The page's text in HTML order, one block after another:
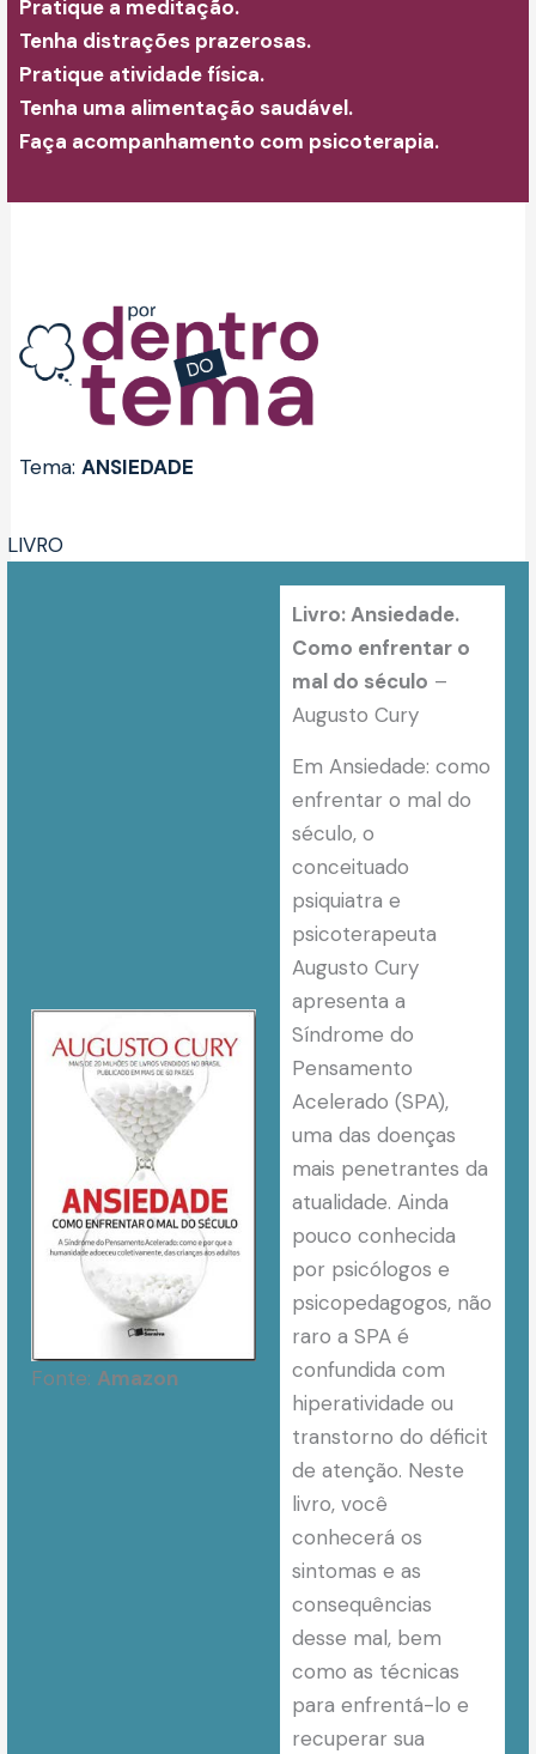
Pratique a meditação.
Tenha distrações prazerosas.
Pratique atividade física.
Tenha uma alimentação saudável.
Faça acompanhamento com psicoterapia.
Tema:ANSIEDADE
LIVRO
Fonte:Amazon
Livro: Ansiedade.
Como enfrentar o
mal do século –
Augusto Cury
Em Ansiedade: como
enfrentar o mal do
século, o
conceituado
psiquiatra e
psicoterapeuta
Augusto Cury
apresenta a
Síndrome do
Pensamento
Acelerado (SPA),
uma das doenças
mais penetrantes da
atualidade. Ainda
pouco conhecida
por psicólogos e
psicopedagogos, não
raro a SPA é
confundida com
hiperatividade ou
transtorno do déficit
de atenção. Neste
livro, você
conhecerá os
sintomas e as
consequências
desse mal, bem
como as técnicas
para enfrentá-lo e
recuperar sua